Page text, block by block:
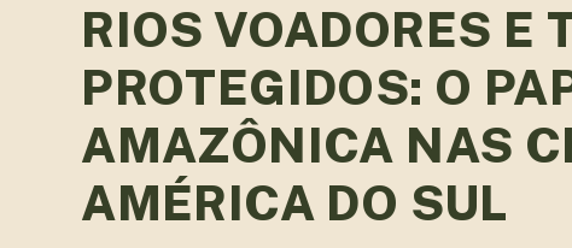
RIOS VOADORES E
PROTEGIDOS: O
AMAZÔNICA NAS
AMÉRICA DO SUL